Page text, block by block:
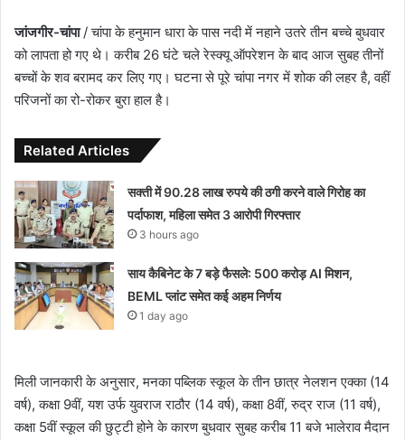
जांजगीर-चांपा/ चांपा के हनुमान धारा के पास नदी में नहाने उतरे तीन बच्चे बुधवार
को लापता हो गए थे। करीब 26 घंटे चले रेस्क्यू ऑपरेशन के बाद आज सुबह तीनों
बच्चों के शव बरामद कर लिए गए। घटना से पूरे चांपा नगर में शोक की लहर है, वहीं
परिजनों का रो-रोकर बुरा हाल है।
Related Articles
सक्ती में 90.28 लाख रुपये की ठगी करने वाले गिरोह का
पर्दाफाश, महिला समेत 3 आरोपी गिरफ्तार
3 hours ago
साय कैबिनेट के 7 बड़े फैसले: 500 करोड़ AI मिशन,
BEML प्लांट समेत कई अहम निर्णय
1 day ago
मिली जानकारी के अनुसार, मनका पब्लिक स्कूल के तीन छात्र नेलशन एक्का (14
वर्ष), कक्षा 9वीं, यश उर्फ युवराज राठौर (14 वर्ष), कक्षा 8वीं, रुद्र राज (11 वर्ष),
कक्षा 5वीं स्कूल की छुट्टी होने के कारण बुधवार सुबह करीब 11 बजे भालेराव मैदान